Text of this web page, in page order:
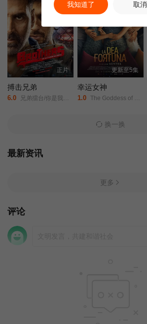
正片
搏击兄弟
6.0 兄弟擂台/你是我的兄弟/兄弟/
更新至5集
幸运女神
1.0 The Goddess of Luck/The Goddess Of Fortune/
换一换
最新资讯
更多
评论
我知道了 取消